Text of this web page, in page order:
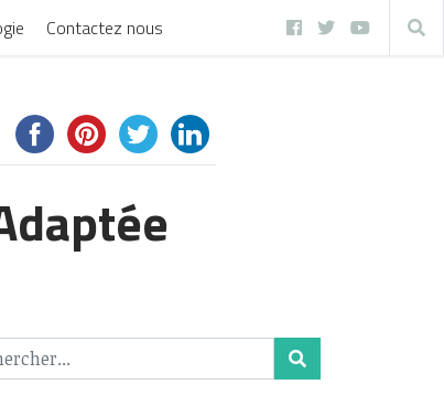
Contactez nous